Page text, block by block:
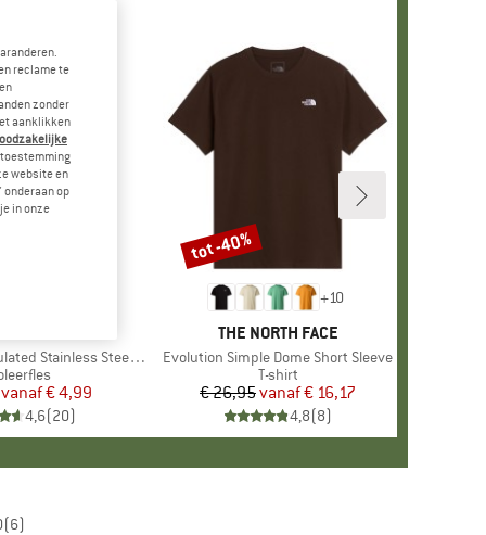
Steel Bottle 500
Prijs
Verlaagde prijs
vanaf€ 4,99
4,6(20)
+10
MERK
THE NORTH FACE
Artikel
Evolution Simple Dome Short Sleeve
Productgroep
T-shirt
Prijs
€ 26,95 Verlaagde prijs
vanaf€ 16,17
4,8(8)
Korting
tot -40%
(6)
reclame te
zonder
aanklikken
toestemming
website en
onderaan op
in onze